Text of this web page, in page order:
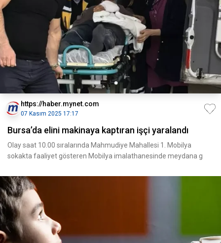
https://haber.mynet.com
07 Kasım 2025 17:17
Bursa’da elini makinaya kaptıran işçi yaralandı
Olay saat 10.00 sıralarında Mahmudiye Mahallesi 1. Mobilya
sokakta faaliyet gösteren Mobilya imalathanesinde meydana g